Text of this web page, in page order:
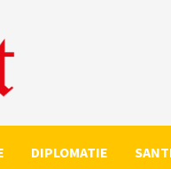
DIPLOMATIE